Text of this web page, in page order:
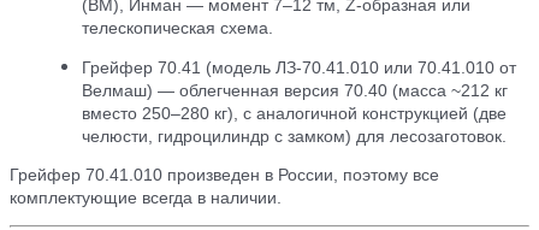
телескопическая схема.
Грейфер 70.41 (модель ЛЗ-70.41.010 или 70.41.010 от
Велмаш) — облегченная версия 70.40 (масса ~212 кг
вместо 250–280 кг), с аналогичной конструкцией (две
челюсти, гидроцилиндр с замком) для лесозаготовок.
Грейфер 70.41.010 произведен в России, поэтому все
комплектующие всегда в наличии.